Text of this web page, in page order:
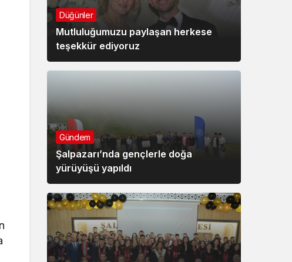
Düğünler
Mutluluğumuzu paylaşan herkese
teşekkür ediyoruz
Gündem
Şalpazarı’nda gençlerle doğa
yürüyüşü yapıldı